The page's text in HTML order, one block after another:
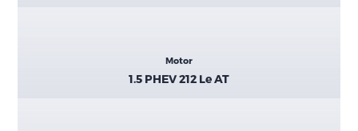
Motor
1.5 PHEV 212 Le AT